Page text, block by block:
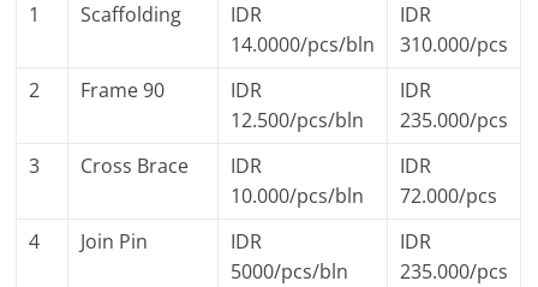
1
Scaffolding
IDR
14.0000/pcs/bln
IDR
310.000/pcs
2
Frame 90
IDR
12.500/pcs/bln
IDR
235.000/pcs
3
Cross Brace
IDR
10.000/pcs/bln
IDR
72.000/pcs
4
Join Pin
IDR
5000/pcs/bln
IDR
235.000/pcs